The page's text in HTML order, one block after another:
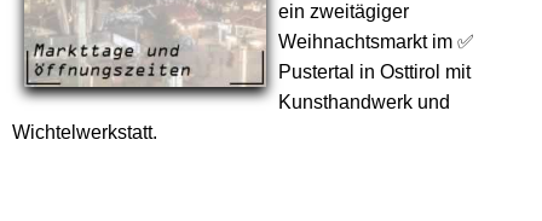
ein zweitägiger
Weihnachtsmarkt im ✅
Pustertal in Osttirol mit
Kunsthandwerk und
Wichtelwerkstatt.